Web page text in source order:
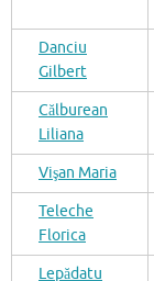
Danciu
Gilbert
Călburean
Liliana
Vişan Maria
Teleche
Florica
Lepădatu